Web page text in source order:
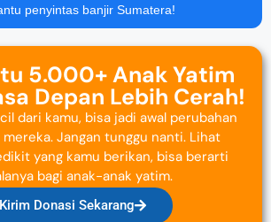
penyintas banjir Sumatera!
5.000+ Anak Yatim
Depan Lebih Cerah!
dari kamu, bisa jadi awal perubahan
Jangan tunggu nanti. Lihat
yang kamu berikan, bisa berarti
bagi anak-anak yatim.
Kirim Donasi Sekarang